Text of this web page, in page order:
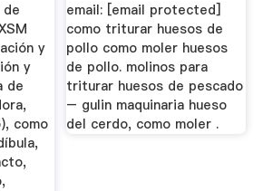
de
y
y
de
como
email: [email protected]
como triturar huesos de
pollo como moler huesos
de pollo. molinos para
triturar huesos de pescado
– gulin maquinaria hueso
del cerdo, como moler .